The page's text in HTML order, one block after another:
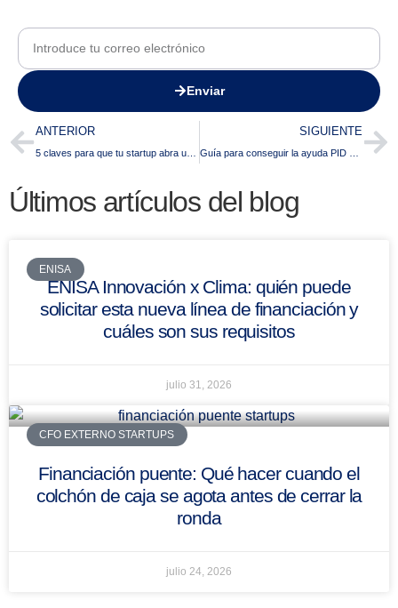
Enviar
ANTERIOR SIGUIENTE
Últimos artículos del blog
ENISA
ENISA Innovación x Clima: quién puede
solicitar esta nueva línea de financiación y
cuáles son sus requisitos
julio 31, 2026
CFO EXTERNO STARTUPS
Financiación puente: Qué hacer cuando el
colchón de caja se agota antes de cerrar la
ronda
julio 24, 2026